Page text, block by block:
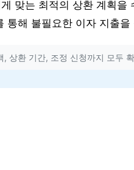
맞는 최적의 상환 계획을
통해 불필요한 이자 지출
, 상환 기간, 조정 신청까지 모두